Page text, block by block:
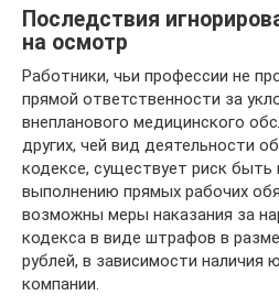
Последствия
на осмотр
Работники, чьи профессии не
прямой ответственности за
внепланового медицинского
других, чей вид деятельности
кодексе, существует риск
выполнению прямых рабочих
возможны меры наказания за
кодекса в виде штрафов в
рублей, в зависимости наличия
компании.